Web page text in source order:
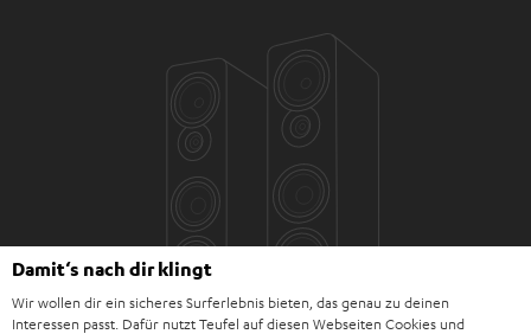
Damit‘s nach dir klingt
Wir wollen dir ein sicheres Surferlebnis bieten, das genau zu deinen
Interessen passt. Dafür nutzt Teufel auf diesen Webseiten Cookies und